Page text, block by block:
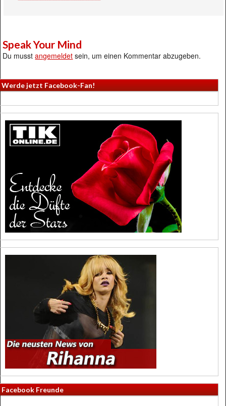
Speak Your Mind
Du musstangemeldet sein, um einen Kommentar abzugeben.
Werde jetzt Facebook-Fan!
Facebook Freunde